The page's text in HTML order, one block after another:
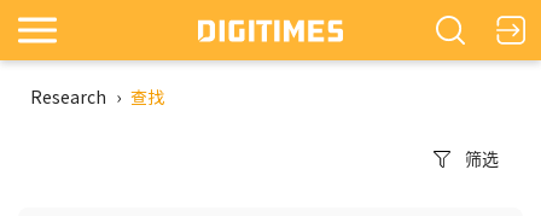
Research › 查找
筛选